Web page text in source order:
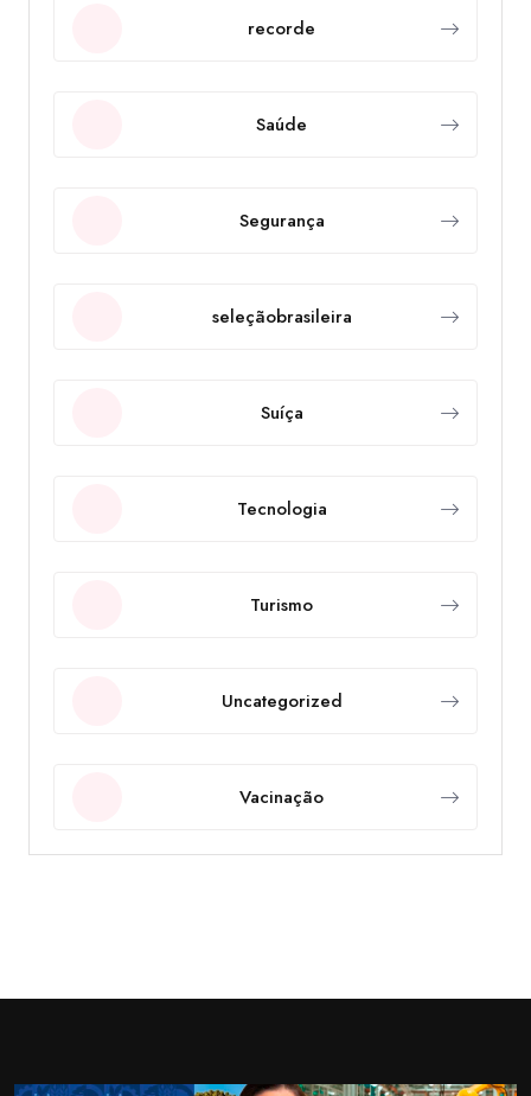
recorde
Saúde
Segurança
seleçãobrasileira
Suíça
Tecnologia
Turismo
Uncategorized
Vacinação